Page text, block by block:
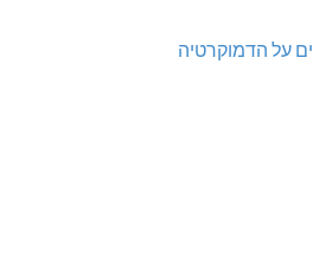
על הדמוקרטיה